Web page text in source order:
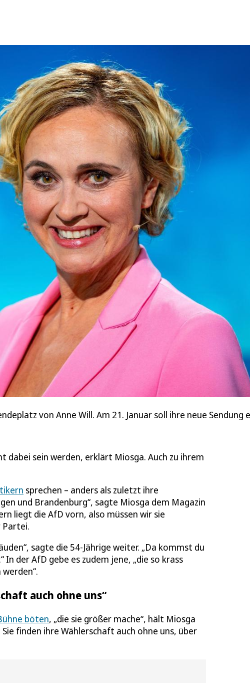
von Anne Will. Am 21. Januar soll ihre neue Sendung
dabei sein werden, erklärt Miosga. Auch zu ihrem
sprechen – anders als zuletzt ihre
und Brandenburg“, sagte Miosga dem Magazin
liegt die AfD vorn, also müssen wir sie
Partei.
sagte die 54-Jährige weiter. „Da kommst du
der AfD gebe es zudem jene, „die so krass
auch ohne uns“
böten, „die sie größer mache“, hält Miosga
finden ihre Wählerschaft auch ohne uns, über